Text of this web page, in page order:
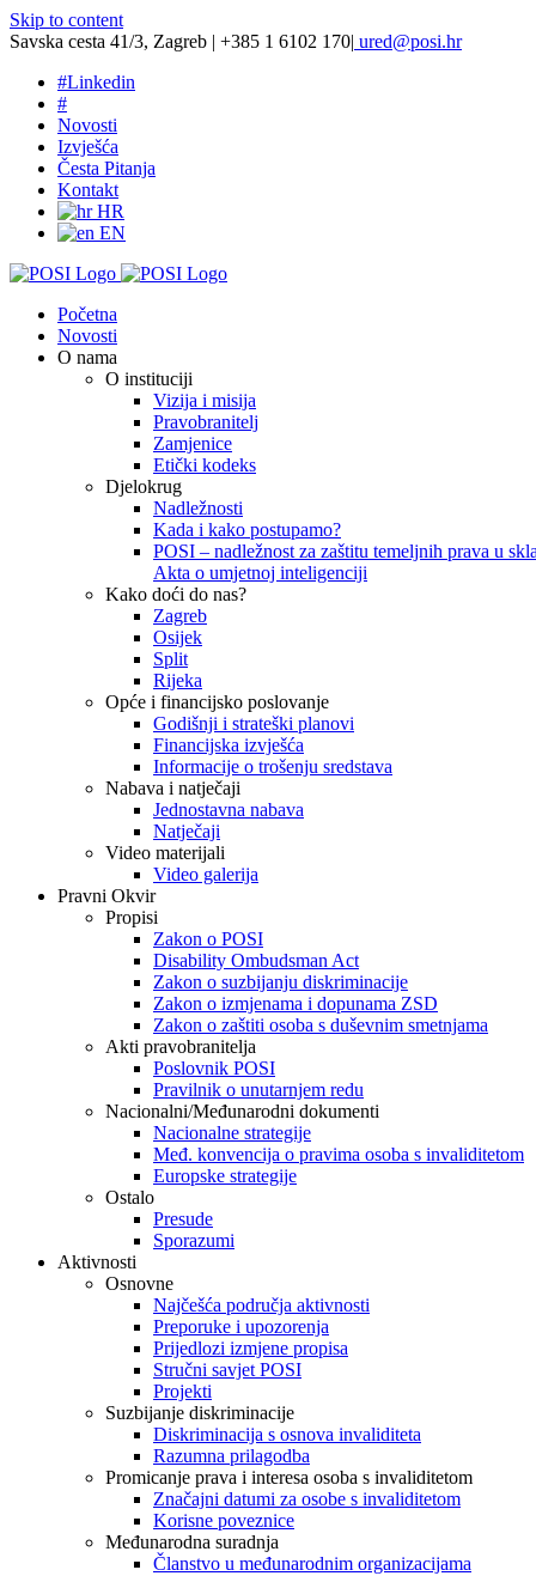
Skip to content
Savska cesta 41/3, Zagreb | +385 1 6102 170| ured@posi.hr
#Linkedin
#
Novosti
Izvješća
Česta Pitanja
Kontakt
HR
EN
Početna
Novosti
O nama
O instituciji
Vizija i misija
Pravobranitelj
Zamjenice
Etički kodeks
Djelokrug
Nadležnosti
Kada i kako postupamo?
POSI – nadležnost za zaštitu temeljnih prava u
Akta o umjetnoj inteligenciji
Kako doći do nas?
Zagreb
Osijek
Split
Rijeka
Opće i financijsko poslovanje
Godišnji i strateški planovi
Financijska izvješća
Informacije o trošenju sredstava
Nabava i natječaji
Jednostavna nabava
Natječaji
Video materijali
Video galerija
Pravni Okvir
Propisi
Zakon o POSI
Disability Ombudsman Act
Zakon o suzbijanju diskriminacije
Zakon o izmjenama i dopunama ZSD
Zakon o zaštiti osoba s duševnim smetnjama
Akti pravobranitelja
Poslovnik POSI
Pravilnik o unutarnjem redu
Nacionalni/Međunarodni dokumenti
Nacionalne strategije
Međ. konvencija o pravima osoba s invaliditetom
Europske strategije
Ostalo
Presude
Sporazumi
Aktivnosti
Osnovne
Najčešća područja aktivnosti
Preporuke i upozorenja
Prijedlozi izmjene propisa
Stručni savjet POSI
Projekti
Suzbijanje diskriminacije
Diskriminacija s osnova invaliditeta
Razumna prilagodba
Promicanje prava i interesa osoba s invaliditetom
Značajni datumi za osobe s invaliditetom
Korisne poveznice
Međunarodna suradnja
Članstvo u međunarodnim organizacijama